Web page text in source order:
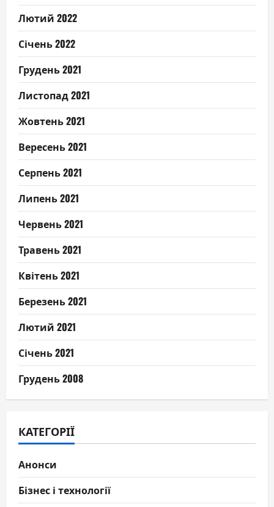
Лютий 2022
Січень 2022
Грудень 2021
Листопад 2021
Жовтень 2021
Вересень 2021
Серпень 2021
Липень 2021
Червень 2021
Травень 2021
Квітень 2021
Березень 2021
Лютий 2021
Січень 2021
Грудень 2008
КАТЕГОРІЇ
Анонси
Бізнес і технології